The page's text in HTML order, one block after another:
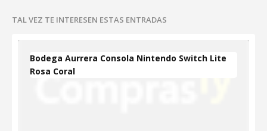
TAL VEZ TE INTERESEN ESTAS ENTRADAS
Bodega Aurrera Consola Nintendo Switch Lite
Rosa Coral